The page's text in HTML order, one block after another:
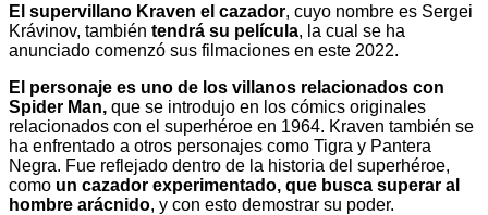
El supervillano Kraven el cazador, cuyo nombre es Sergei
Krávinov, también tendrá su película, la cual se ha
anunciado comenzó sus filmaciones en este 2022.
El personaje es uno de los villanos relacionados con
Spider Man, que se introdujo en los cómics originales
relacionados con el superhéroe en 1964. Kraven también se
ha enfrentado a otros personajes como Tigra y Pantera
Negra. Fue reflejado dentro de la historia del superhéroe,
como un cazador experimentado, que busca superar al
hombre arácnido, y con esto demostrar su poder.